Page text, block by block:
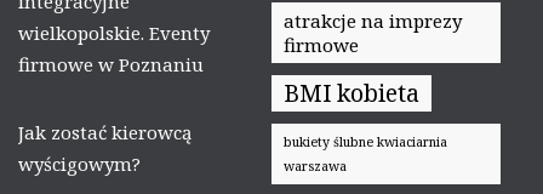
wielkopolskie. Eventy
firmowe w Poznaniu
Jak zostać kierowcą
wyścigowym?
atrakcje na imprezy
firmowe
BMI kobieta
bukiety ślubne kwiaciarnia
warszawa